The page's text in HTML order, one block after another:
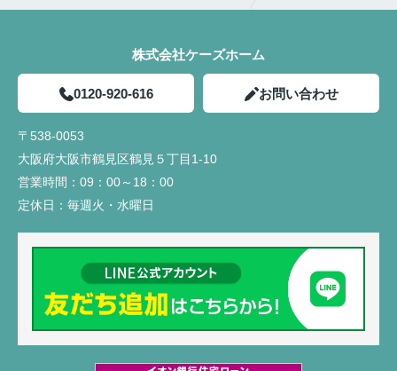
株式会社ケーズホーム
0120-920-616 お問い合わせ
〒538-0053
大阪府大阪市鶴見区鶴見５丁目1-10
営業時間： 09：00～18：00
定休日： 毎週火・水曜日